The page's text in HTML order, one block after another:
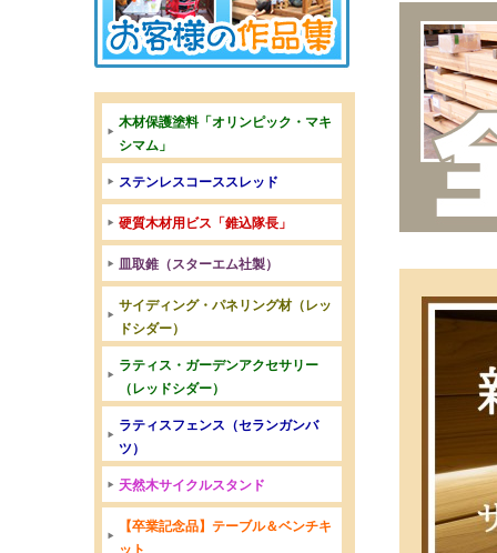
木材保護塗料「オリンピック・マキ
シマム」
ステンレスコーススレッド
硬質木材用ビス「錐込隊長」
皿取錐（スターエム社製）
サイディング・パネリング材（レッ
ドシダー）
ラティス・ガーデンアクセサリー
（レッドシダー）
ラティスフェンス（セランガンバ
ツ）
天然木サイクルスタンド
【卒業記念品】テーブル＆ベンチキ
ット